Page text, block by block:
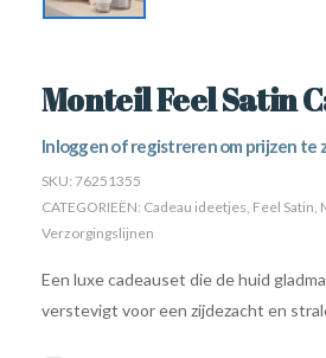
Monteil Feel Satin
Inloggen of registreren om prijzen te
SKU: 76251355
CATEGORIEËN: Cadeau ideetjes Feel Satin
Verzorgingslijnen
Een luxe cadeauset die de huid
verstevigt voor een zijdezacht en